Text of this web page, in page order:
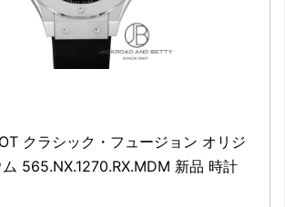
クラシック・フュージョン オリジ
565.NX.1270.RX.MDM 新品 時計